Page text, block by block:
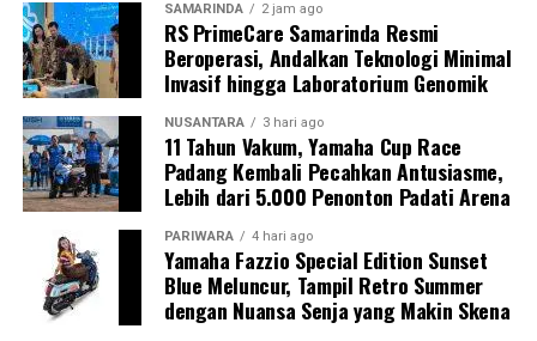
SAMARINDA 2 jam ago
RS PrimeCare Samarinda Resmi
Beroperasi, Andalkan Teknologi Minimal
Invasif hingga Laboratorium Genomik
NUSANTARA 3 hari ago
11 Tahun Vakum, Yamaha Cup Race
Padang Kembali Pecahkan Antusiasme,
Lebih dari 5.000 Penonton Padati Arena
PARIWARA 4 hari ago
Yamaha Fazzio Special Edition Sunset
Blue Meluncur, Tampil Retro Summer
dengan Nuansa Senja yang Makin Skena